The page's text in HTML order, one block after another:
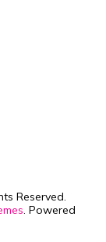
Reserved.
. Powered